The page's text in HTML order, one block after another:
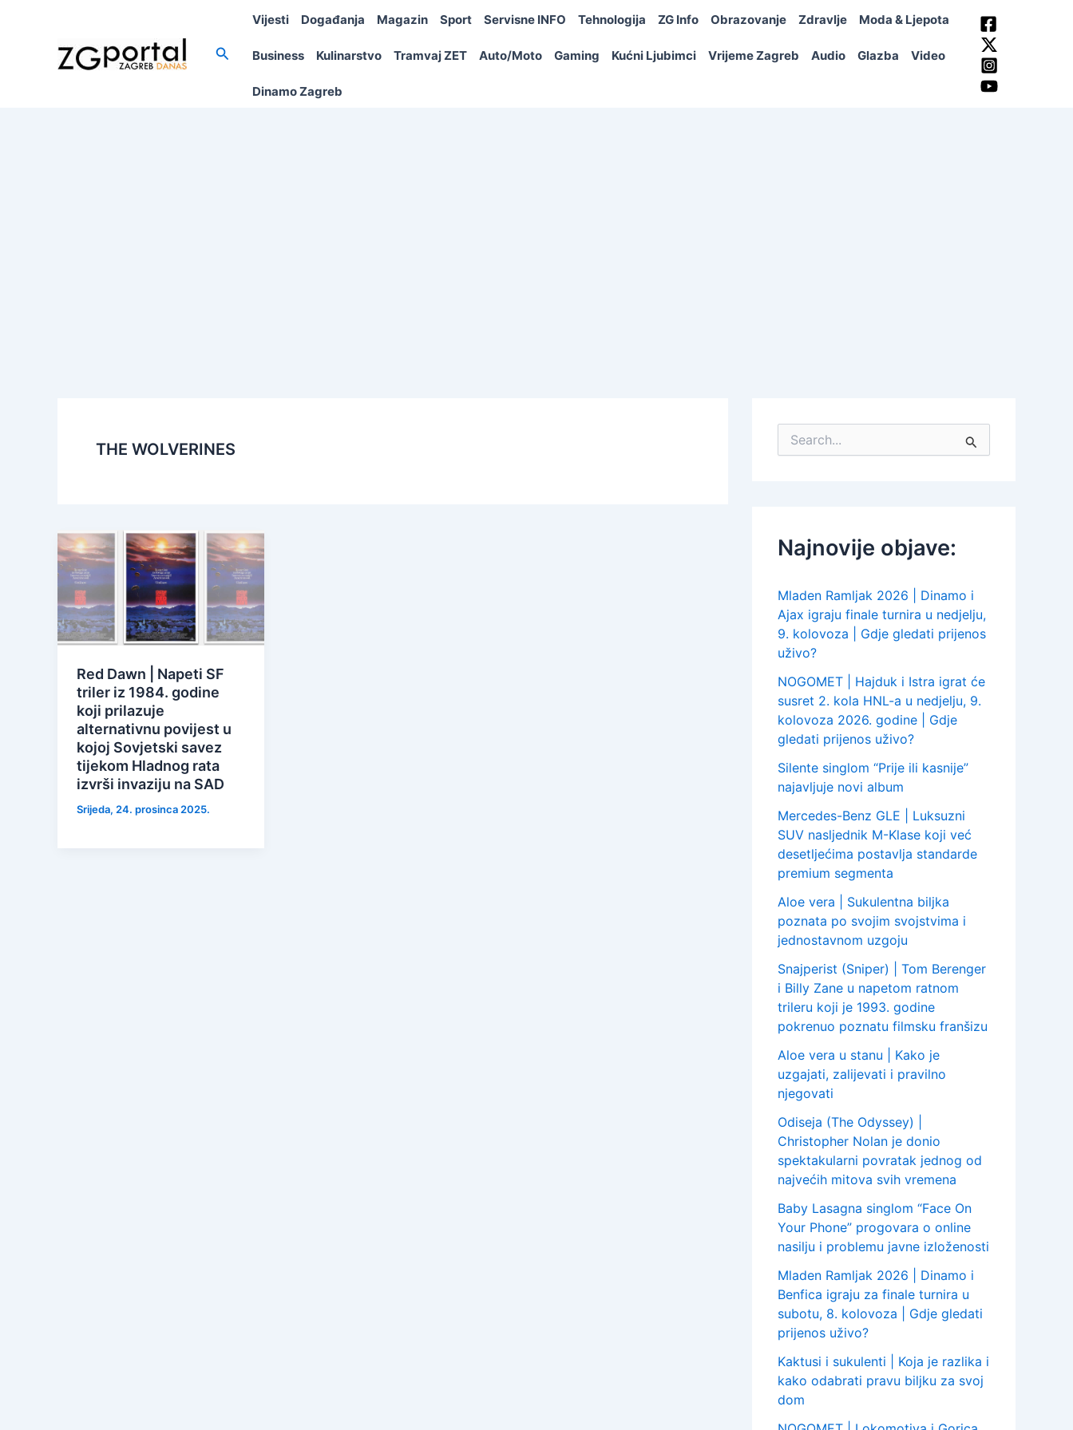
Search
Vijesti Događanja Magazin Sport Servisne INFO Tehnologija ZG Info Obrazovanje Zdravlje Moda & Ljepota
Business Kulinarstvo Tramvaj ZET Auto/Moto Gaming Kućni Ljubimci Vrijeme Zagreb Audio Glazba Video
Dinamo Zagreb
THE WOLVERINES
Red Dawn | Napeti SF
triler iz 1984. godine
koji prilazuje
alternativnu povijest u
kojoj Sovjetski savez
tijekom Hladnog rata
izvrši invaziju na SAD
Srijeda, 24. prosinca 2025.
o
rNajnovije objave:
Mladen Ramljak 2026 | Dinamo i
Ajax igraju finale turnira u nedjelju,
9. kolovoza | Gdje gledati prijenos
uživo?
NOGOMET | Hajduk i Istra igrat će
susret 2. kola HNL-a u nedjelju, 9.
kolovoza 2026. godine | Gdje
gledati prijenos uživo?
Silente singlom “Prije ili kasnije”
najavljuje novi album
Mercedes-Benz GLE | Luksuzni
SUV nasljednik M-Klase koji već
desetljećima postavlja standarde
premium segmenta
Aloe vera | Sukulentna biljka
poznata po svojim svojstvima i
jednostavnom uzgoju
Snajperist (Sniper) | Tom Berenger
i Billy Zane u napetom ratnom
trileru koji je 1993. godine
pokrenuo poznatu filmsku franšizu
Aloe vera u stanu | Kako je
uzgajati, zalijevati i pravilno
njegovati
Odiseja (The Odyssey) |
Christopher Nolan je donio
spektakularni povratak jednog od
najvećih mitova svih vremena
Baby Lasagna singlom “Face On
Your Phone” progovara o online
nasilju i problemu javne izloženosti
Mladen Ramljak 2026 | Dinamo i
Benfica igraju za finale turnira u
subotu, 8. kolovoza | Gdje gledati
prijenos uživo?
Kaktusi i sukulenti | Koja je razlika i
kako odabrati pravu biljku za svoj
dom